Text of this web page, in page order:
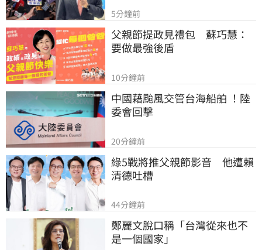
5分鐘前
父親節提政見禮包　蘇巧慧：
要做最強後盾
10分鐘前
中國藉颱風交管台海船舶 ！陸
委會回擊
20分鐘前
綠5戰將推父親節影音　他遭賴
清德吐槽
44分鐘前
鄭麗文脫口稱「台灣從來也不
是一個國家」